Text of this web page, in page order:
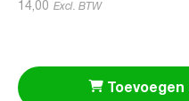
14,00 Excl. BTW